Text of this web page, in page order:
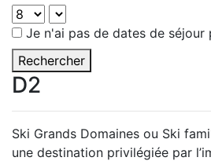
Je n'ai pas de dates de séjour
Rechercher
D2
Ski Grands Domaines ou Ski
une destination privilégiée par